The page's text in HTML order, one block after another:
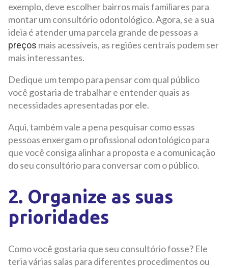
exemplo, deve escolher bairros mais familiares para
montar um consultório odontológico. Agora, se a sua
ideia é atender uma parcela grande de pessoas a
preços mais acessíveis, as regiões centrais podem ser
mais interessantes.
Dedique um tempo para pensar com qual público
você gostaria de trabalhar e entender quais as
necessidades apresentadas por ele.
Aqui, também vale a pena pesquisar como essas
pessoas enxergam o profissional odontológico para
que você consiga alinhar a proposta e a comunicação
do seu consultório para conversar com o público.
2. Organize as suas
prioridades
Como você gostaria que seu consultório fosse? Ele
teria várias salas para diferentes procedimentos ou